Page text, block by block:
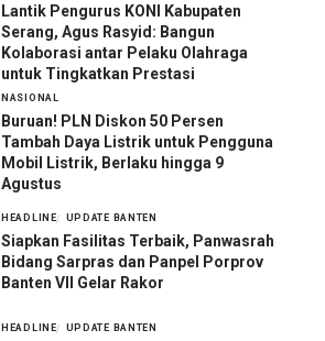
Lantik Pengurus KONI Kabupaten
Serang, Agus Rasyid: Bangun
Kolaborasi antar Pelaku Olahraga
untuk Tingkatkan Prestasi
NASIONAL
Buruan! PLN Diskon 50 Persen
Tambah Daya Listrik untuk Pengguna
Mobil Listrik, Berlaku hingga 9
Agustus
HEADLINE UPDATE BANTEN
Siapkan Fasilitas Terbaik, Panwasrah
Bidang Sarpras dan Panpel Porprov
Banten VII Gelar Rakor
HEADLINE UPDATE BANTEN